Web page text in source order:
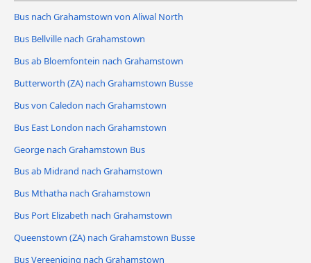
Bus nach Grahamstown von Aliwal North
Bus Bellville nach Grahamstown
Bus ab Bloemfontein nach Grahamstown
Butterworth (ZA) nach Grahamstown Busse
Bus von Caledon nach Grahamstown
Bus East London nach Grahamstown
George nach Grahamstown Bus
Bus ab Midrand nach Grahamstown
Bus Mthatha nach Grahamstown
Bus Port Elizabeth nach Grahamstown
Queenstown (ZA) nach Grahamstown Busse
Bus Vereeniging nach Grahamstown